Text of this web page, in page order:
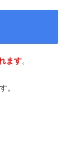
ます。
。